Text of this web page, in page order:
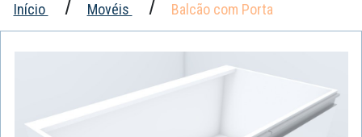
Início Movéis Balcão com Porta